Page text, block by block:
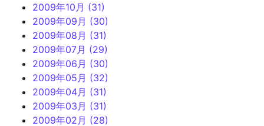
2009年10月 (31)
2009年09月 (30)
2009年08月 (31)
2009年07月 (29)
2009年06月 (30)
2009年05月 (32)
2009年04月 (31)
2009年03月 (31)
2009年02月 (28)